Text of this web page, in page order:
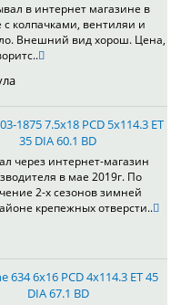
в интернет магазине в
с колпачками, вентиляи и
Внешний вид хорош. Цена,
1875 7.5x18 PCD 5x114.3 ET
35 DIA 60.1 BD
через интернет-магазин
в мае 2019г. По
2-х сезонов зимней
крепежных отверсти..
634 6x16 PCD 4x114.3 ET 45
DIA 67.1 BD